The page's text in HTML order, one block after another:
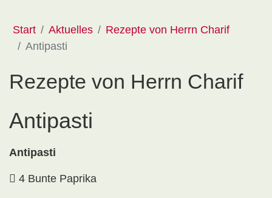
Start Aktuelles
Rezepte von Herrn Charif
Antipasti
Rezepte von Herrn Charif
Antipasti
Antipasti
 4 Bunte Paprika